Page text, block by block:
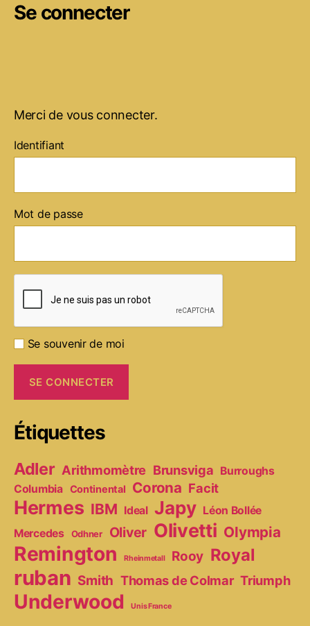
Se connecter
Merci de vous connecter.
Identifiant
Mot de passe
Se souvenir de moi
Étiquettes
Adler Arithmomètre Brunsviga Burroughs
Columbia Continental Corona Facit
Hermes IBM Ideal Japy Léon Bollée
Mercedes
Odhner Oliver Olivetti Olympia
Remington Rheinmetall Rooy Royal
ruban Smith Thomas de Colmar Triumph
Underwood Unis France